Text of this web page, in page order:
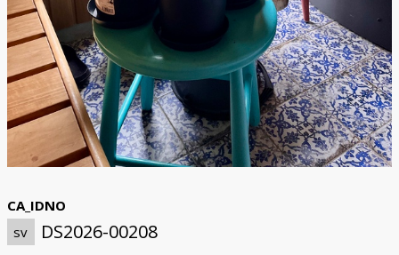
CA_IDNO
sv
DS2026-00208